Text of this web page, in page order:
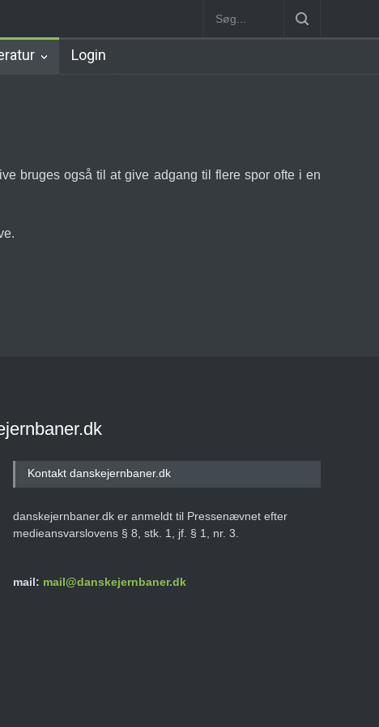
Lyngby Station [1891-1958]
Login
bruges også til at give adgang til flere spor ofte i en
Kontakt danskejernbaner.dk
danskejernbaner.dk er anmeldt til Pressenævnet efter
medieansvarslovens § 8, stk. 1, jf. § 1, nr. 3.
mail: mail@danskejernbaner.dk